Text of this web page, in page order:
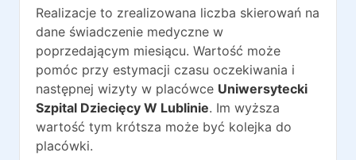
Realizacje to zrealizowana liczba skierowań na
dane świadczenie medyczne w
poprzedającym miesiącu. Wartość może
pomóc przy estymacji czasu oczekiwania i
następnej wizyty w placówce Uniwersytecki
Szpital Dziecięcy W Lublinie. Im wyższa
wartość tym krótsza może być kolejka do
placówki.